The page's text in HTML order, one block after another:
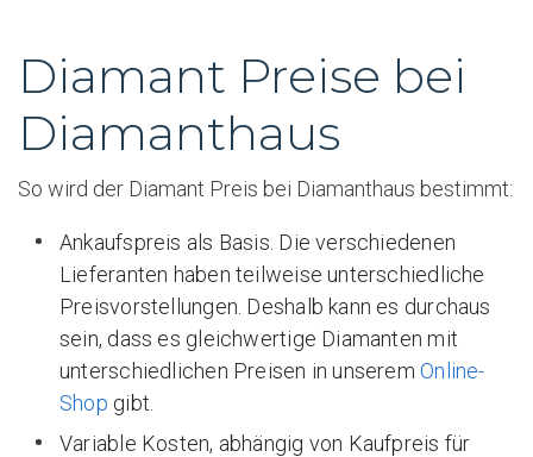
Diamant Preise bei
Diamanthaus
So wird der Diamant Preis bei Diamanthaus bestimmt:
Ankaufspreis als Basis. Die verschiedenen
Lieferanten haben teilweise unterschiedliche
Preisvorstellungen. Deshalb kann es durchaus
sein, dass es gleichwertige Diamanten mit
unterschiedlichen Preisen in unseremOnline-
Shop gibt.
Variable Kosten, abhängig von Kaufpreis für